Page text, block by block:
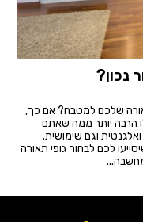
נכון?
שלכם למטבח? אם כך,
הרבה יותר ממה שאתם
וגם שימושית.
לכם לבחור גופי תאורה